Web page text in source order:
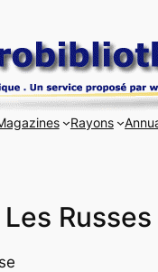
Rayons